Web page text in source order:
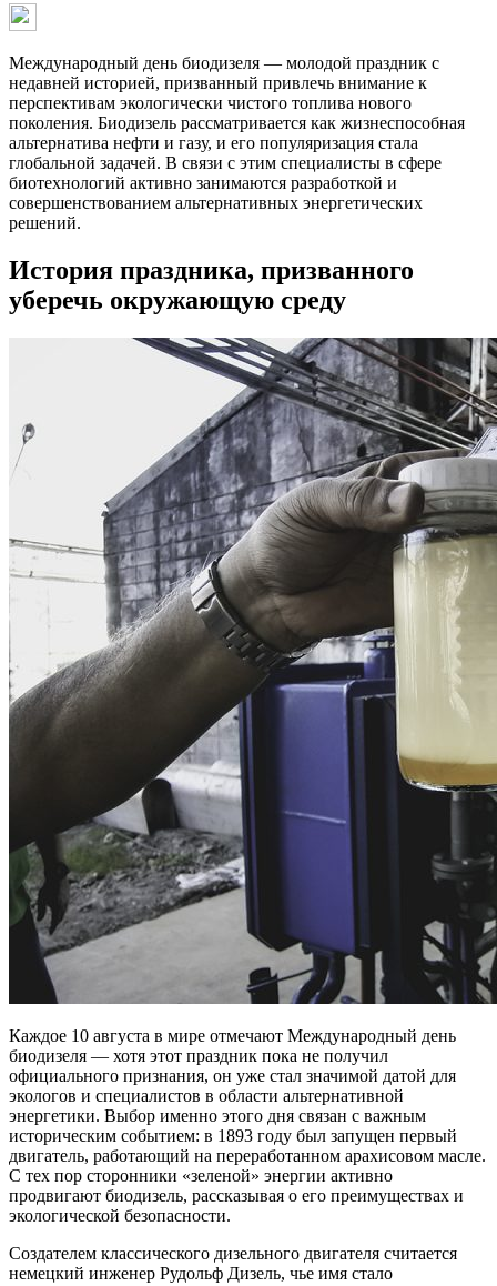
Международный день биодизеля — молодой праздник с
недавней историей, призванный привлечь внимание к
перспективам экологически чистого топлива нового
поколения. Биодизель рассматривается как жизнеспособная
альтернатива нефти и газу, и его популяризация стала
глобальной задачей. В связи с этим специалисты в сфере
биотехнологий активно занимаются разработкой и
совершенствованием альтернативных энергетических
решений.
История праздника, призванного
уберечь окружающую среду
Каждое 10 августа в мире отмечают Международный день
биодизеля — хотя этот праздник пока не получил
официального признания, он уже стал значимой датой для
экологов и специалистов в области альтернативной
энергетики. Выбор именно этого дня связан с важным
историческим событием: в 1893 году был запущен первый
двигатель, работающий на переработанном арахисовом масле.
С тех пор сторонники «зеленой» энергии активно
продвигают биодизель, рассказывая о его преимуществах и
экологической безопасности.
Создателем классического дизельного двигателя считается
немецкий инженер Рудольф Дизель, чье имя стало